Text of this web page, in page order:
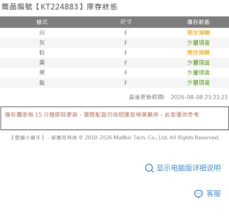
【注意事项】
本服务购买商品或服务，并由商店将买卖／分期付款买卖价金债权让与本公
司后，依约使用本公司账单缴交账款。
2. 基于同意付款使用 “大哥付你分期”之契约关系目的，商店将以您的个人资
料（包含姓名、电话或地址）提供予台湾大哥大进项收集、处理及利用，由
台湾大哥大与本人进行分期账单所需资料之确认、核对及更正。
3. 完整用户服务条款，请详阅以下链接：
https://oppay.tw/userRule
繳費期限，為商家向您請款的時間，再加上使用AFTEE可延長的天數所計算
出。使用AFTEE下訂可以延長您收到商品前的繳費天數，但無法保證一定能
夠在期限內收到商品(例如:預購商品或預計到貨時間較長者)。因此無論收到
商品與否，仍需要請您在AFTEE規定的時間內完成繳費。
二、付款限制
1. 初次使用 AFTEE 時，將依認證結果及本公司審查結果，核予每個人不同
之上限額度
2. 結帳金額須大於NT$30
三、聲明條款
所提供，並由 AFTEE 向您收取款項。因使用本服務所須提供之個人資料(包
含但不限於訂購人姓名、電話，收件人姓名、電話、收件地址)，將交付予
已關閉，請勿下單
每笔NT$10,000
已關閉，請勿下單(付取)
每笔NT$10,000
7-11取貨付款
每笔NT$60，满NT$1,800(含以上)免运费
每笔NT$60，满NT$1,600(含以上)免运费
宅配
查看运费
显示电脑版详细说明
客服